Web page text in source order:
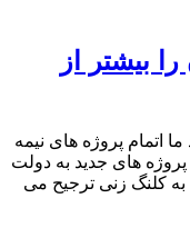
بیشتر از
اتمام پروژه های نیمه
های جدید به دولت
به کلنگ زنی ترجیح می